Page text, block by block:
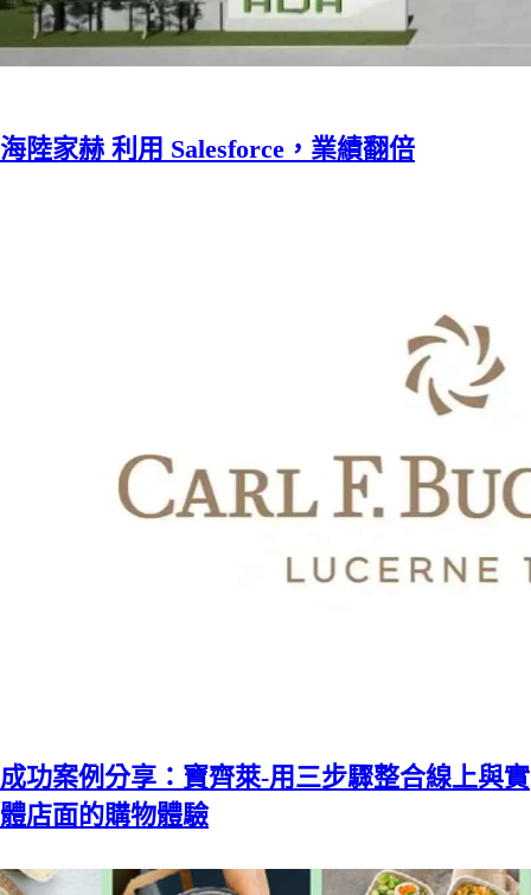
海陸家赫 利用 Salesforce，業績翻倍
成功案例分享：寶齊萊-用三步驟整合線上與實
體店面的購物體驗